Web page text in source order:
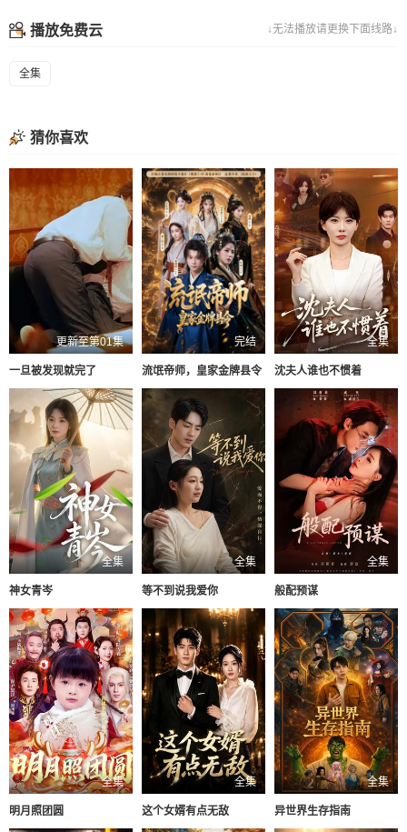
↓无法播放请更换下面线路↓
播放免费云
全集
猜你喜欢
更新至第01集
一旦被发现就完了
完结
流氓帝师，皇家金牌县令
全集
沈夫人谁也不惯着
全集
神女青岑
全集
等不到说我爱你
全集
般配预谋
全集
明月照团圆
全集
这个女婿有点无敌
全集
异世界生存指南